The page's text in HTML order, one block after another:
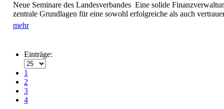
Neue Seminare des Landesverbandes Eine solide
zentrale Grundlagen für eine sowohl erfolgreiche als auch
mehr
Einträge:
1
2
3
4